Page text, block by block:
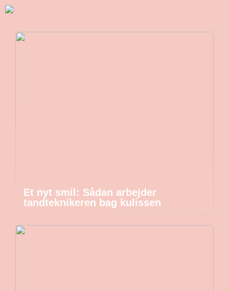
Et nyt smil: Sådan arbejder
tandteknikeren bag kulissen